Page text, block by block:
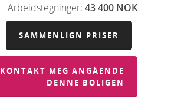
Arbeidstegninger: 43 400 NOK
SAMMENLIGN PRISER
KONTAKT MEG ANGÅENDE
DENNE BOLIGEN